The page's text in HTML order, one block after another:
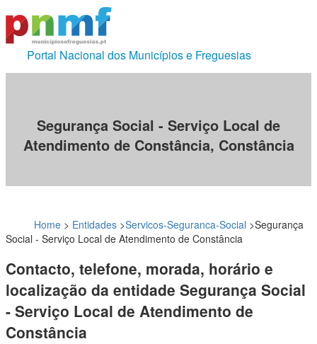
Portal Nacional dos Municípios e Freguesias
Segurança Social - Serviço Local de
Atendimento de Constância, Constância
Home > Entidades >Servicos-Seguranca-Social >Segurança
Social - Serviço Local de Atendimento de Constância
Contacto, telefone, morada, horário e
localização da entidade Segurança Social
- Serviço Local de Atendimento de
Constância